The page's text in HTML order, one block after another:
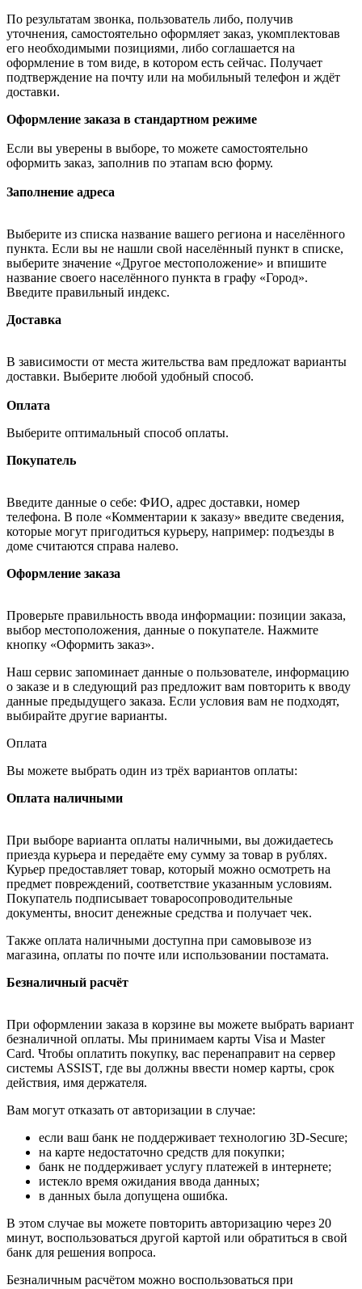
По результатам звонка, пользователь либо, получив
уточнения, самостоятельно оформляет заказ, укомплектовав
его необходимыми позициями, либо соглашается на
оформление в том виде, в котором есть сейчас. Получает
подтверждение на почту или на мобильный телефон и ждёт
доставки.
Оформление заказа в стандартном режиме
Если вы уверены в выборе, то можете самостоятельно
оформить заказ, заполнив по этапам всю форму.
Заполнение адреса
Выберите из списка название вашего региона и населённого
пункта. Если вы не нашли свой населённый пункт в списке,
выберите значение «Другое местоположение» и впишите
название своего населённого пункта в графу «Город».
Введите правильный индекс.
Доставка
В зависимости от места жительства вам предложат варианты
доставки. Выберите любой удобный способ.
Оплата
Выберите оптимальный способ оплаты.
Покупатель
Введите данные о себе: ФИО, адрес доставки, номер
телефона. В поле «Комментарии к заказу» введите сведения,
которые могут пригодиться курьеру, например: подъезды в
доме считаются справа налево.
Оформление заказа
Проверьте правильность ввода информации: позиции заказа,
выбор местоположения, данные о покупателе. Нажмите
кнопку «Оформить заказ».
Наш сервис запоминает данные о пользователе, информацию
о заказе и в следующий раз предложит вам повторить к вводу
данные предыдущего заказа. Если условия вам не подходят,
выбирайте другие варианты.
Оплата
Вы можете выбрать один из трёх вариантов оплаты:
Оплата наличными
При выборе варианта оплаты наличными, вы дожидаетесь
приезда курьера и передаёте ему сумму за товар в рублях.
Курьер предоставляет товар, который можно осмотреть на
предмет повреждений, соответствие указанным условиям.
Покупатель подписывает товаросопроводительные
документы, вносит денежные средства и получает чек.
Также оплата наличными доступна при самовывозе из
магазина, оплаты по почте или использовании постамата.
Безналичный расчёт
При оформлении заказа в корзине вы можете выбрать вариант
безналичной оплаты. Мы принимаем карты Visa и Master
Card. Чтобы оплатить покупку, вас перенаправит на сервер
системы ASSIST, где вы должны ввести номер карты, срок
действия, имя держателя.
Вам могут отказать от авторизации в случае:
если ваш банк не поддерживает технологию 3D-Secure;
на карте недостаточно средств для покупки;
банк не поддерживает услугу платежей в интернете;
истекло время ожидания ввода данных;
в данных была допущена ошибка.
В этом случае вы можете повторить авторизацию через 20
минут, воспользоваться другой картой или обратиться в свой
банк для решения вопроса.
Безналичным расчётом можно воспользоваться при